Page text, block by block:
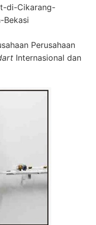
di-Cikarang-
Bekasi
Perusahaan
Internasional dan